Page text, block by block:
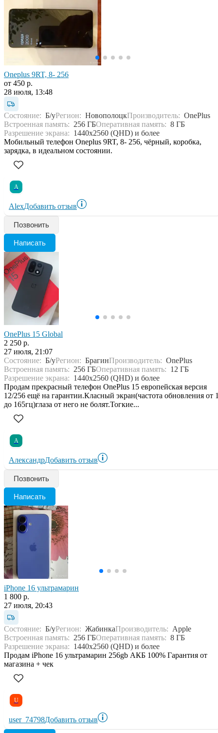
Oneplus 9RT, 8- 256
от 450 р.
28 июля, 13:48
Состояние: Б/уРегион: НовополоцкПроизводитель: OnePlus
Встроенная память: 256 ГБОперативная память: 8 ГБ
Разрешение экрана: 1440x2560 (QHD) и более
Мобильный телефон Oneplus 9RT, 8- 256, чёрный, коробка,
зарядка, в идеальном состоянии.
A
AlexДобавить отзыв
Позвонить
Написать
OnePlus 15 Global
2 250 р.
27 июля, 21:07
Состояние: Б/уРегион: БрагинПроизводитель: OnePlus
Встроенная память: 256 ГБОперативная память: 12 ГБ
Разрешение экрана: 1440x2560 (QHD) и более
Продам прекрасный телефон OnePlus 15 европейская версия
12/256 ещё на гарантии.Класный экран(частота обновления от
до 165гц)глаза от него не болят.Тогкие...
А
АлександрДобавить отзыв
Позвонить
Написать
iPhone 16 ультрамарин
1 800 р.
27 июля, 20:43
Состояние: Б/уРегион: ЖабинкаПроизводитель: Apple
Встроенная память: 256 ГБОперативная память: 8 ГБ
Разрешение экрана: 1440x2560 (QHD) и более
Продам iPhone 16 ультрамарин 256gb АКБ 100% Гарантия от
магазина + чек
U
user_74798Добавить отзыв